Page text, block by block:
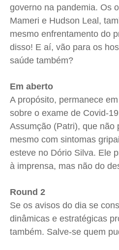
governo na pandemia. Os
Mameri e Hudson Leal,
mesmo enfrentamento do
disso! E aí, vão para os
saúde também?
Em aberto
A propósito, permanece
sobre o exame de Covid-
Assumção (Patri), que não
mesmo com sintomas
esteve no Dório Silva. Ele
à imprensa, mas não do
Round 2
Se os avisos do dia se
dinâmicas e estratégicas
também. Salve-se quem